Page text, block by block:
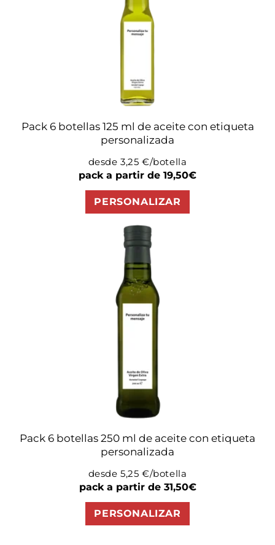
Pack 6 botellas 125 ml de aceite con etiqueta
personalizada
desde 3,25 €/botella
Precio
habitual
pack a partir de 19,50€
PERSONALIZAR
Pack 6 botellas 250 ml de aceite con etiqueta
personalizada
desde 5,25 €/botella
Precio
habitual
pack a partir de 31,50€
PERSONALIZAR